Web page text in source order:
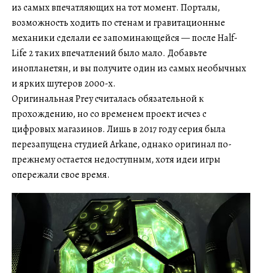
из самых впечатляющих на тот момент. Порталы,
возможность ходить по стенам и гравитационные
механики сделали ее запоминающейся — после Half-
Life 2 таких впечатлений было мало. Добавьте
инопланетян, и вы получите один из самых необычных
и ярких шутеров 2000-х.
Оригинальная Prey считалась обязательной к
прохождению, но со временем проект исчез с
цифровых магазинов. Лишь в 2017 году серия была
перезапущена студией Arkane, однако оригинал по-
прежнему остается недоступным, хотя идеи игры
опережали свое время.